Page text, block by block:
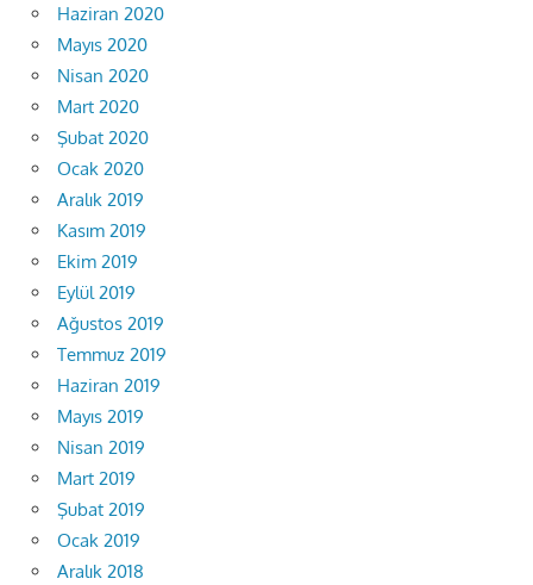
Haziran 2020
Mayıs 2020
Nisan 2020
Mart 2020
Şubat 2020
Ocak 2020
Aralık 2019
Kasım 2019
Ekim 2019
Eylül 2019
Ağustos 2019
Temmuz 2019
Haziran 2019
Mayıs 2019
Nisan 2019
Mart 2019
Şubat 2019
Ocak 2019
Aralık 2018